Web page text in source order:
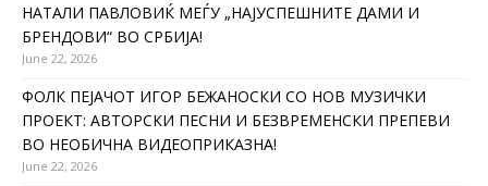
НАТАЛИ ПАВЛОВИЌ МЕЃУ „НАЈУСПЕШНИТЕ ДАМИ И
БРЕНДОВИ“ ВО СРБИЈА!
June 22, 2026
ФОЛК ПЕЈАЧОТ ИГОР БЕЖАНОСКИ СО НОВ МУЗИЧКИ
ПРОЕКТ: АВТОРСКИ ПЕСНИ И БЕЗВРЕМЕНСКИ ПРЕПЕВИ
ВО НЕОБИЧНА ВИДЕОПРИКАЗНА!
June 22, 2026